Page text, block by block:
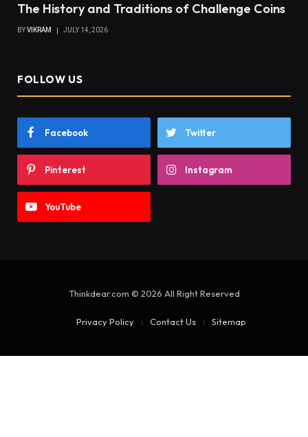
The History and Traditions of Challenge Coins
BYVIKRAM JULY 14, 2026
FOLLOW US
Facebook Twitter
Pinterest Instagram
YouTube
Thinkdear.com © 2026 All Right Reserved
Privacy Policy Contact Us Sitemap